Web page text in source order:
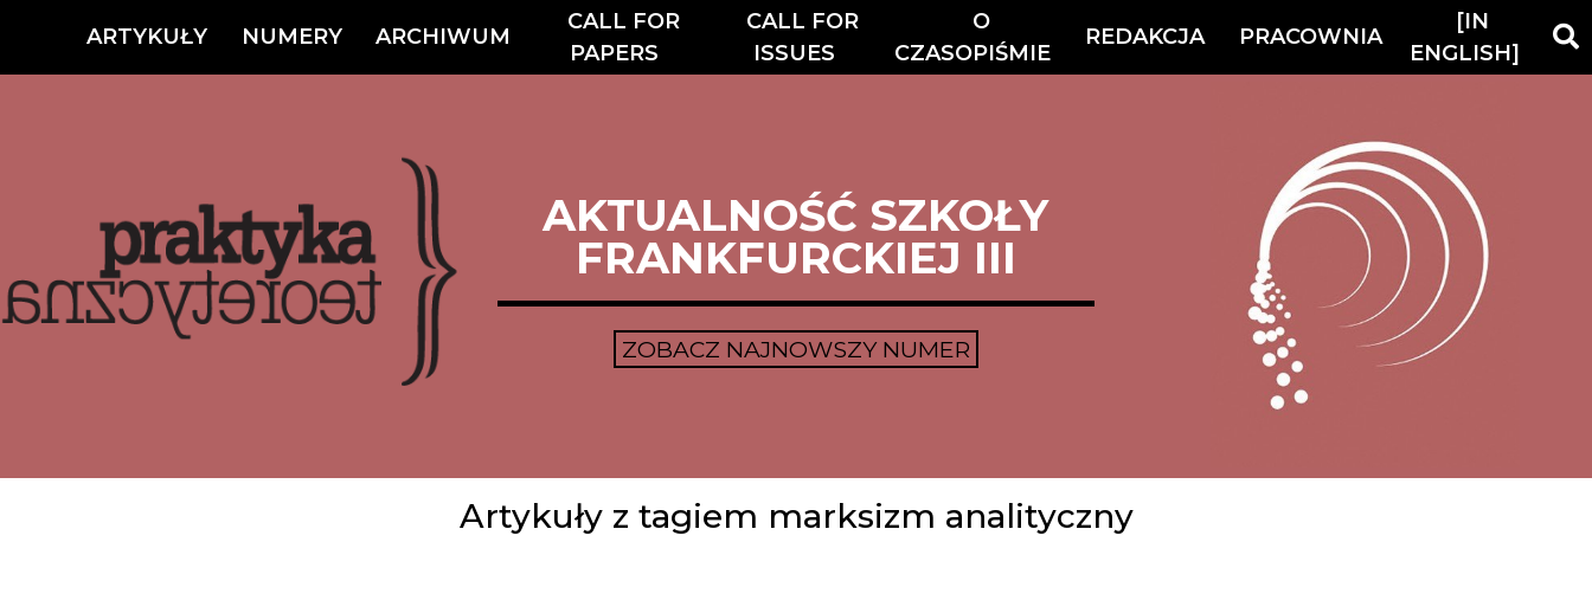
ARTYKUŁY NUMERY ARCHIWUM
CALL FOR
PAPERS
CALL FOR
ISSUES
O
CZASOPIŚMIE
REDAKCJA PRACOWNIA
[IN
ENGLISH]
AKTUALNOŚĆ SZKOŁY
FRANKFURCKIEJ III
ZOBACZ NAJNOWSZY NUMER
Artykuły z tagiem marksizm analityczny